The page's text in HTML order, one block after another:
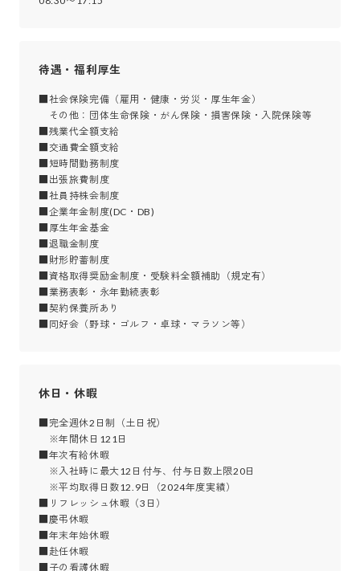
待遇・福利厚生
■社会保険完備（雇用・健康・労災・厚生年金）
その他：団体生命保険・がん保険・損害保険・入院保険等
■残業代全額支給
■交通費全額支給
■短時間勤務制度
■出張旅費制度
■社員持株会制度
■企業年金制度(DC・DB)
■厚生年金基金
■退職金制度
■財形貯蓄制度
■資格取得奨励金制度・受験料全額補助（規定有）
■業務表彰・永年勤続表彰
■契約保養所あり
■同好会（野球・ゴルフ・卓球・マラソン等）
休日・休暇
■完全週休2日制（土日祝）
※年間休日121日
■年次有給休暇
※入社時に最大12日付与、付与日数上限20日
※平均取得日数12.9日（2024年度実績）
■リフレッシュ休暇（3日）
■慶弔休暇
■年末年始休暇
■赴任休暇
■子の看護休暇